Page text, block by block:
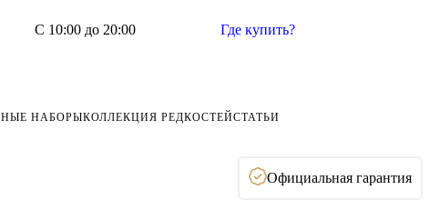
С 10:00 до 20:00 Где купить?
НАБОРЫКОЛЛЕКЦИЯ РЕДКОСТЕЙСТАТЬИ
Официальная гарантия